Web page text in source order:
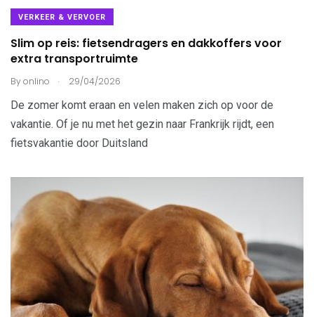
VERKEER & VERVOER
Slim op reis: fietsendragers en dakkoffers voor
extra transportruimte
Byonlino . 29/04/2026
De zomer komt eraan en velen maken zich op voor de
vakantie. Of je nu met het gezin naar Frankrijk rijdt, een
fietsvakantie door Duitsland